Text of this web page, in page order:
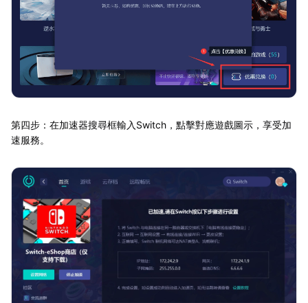
第四步：在加速器搜尋框輸入Switch，點擊對應遊戲圖示，享受加
速服務。